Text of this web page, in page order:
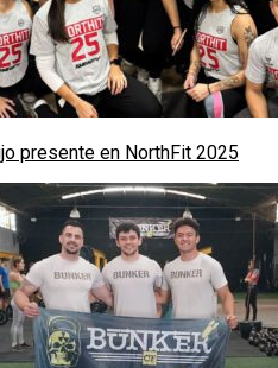
presente en NorthFit 2025